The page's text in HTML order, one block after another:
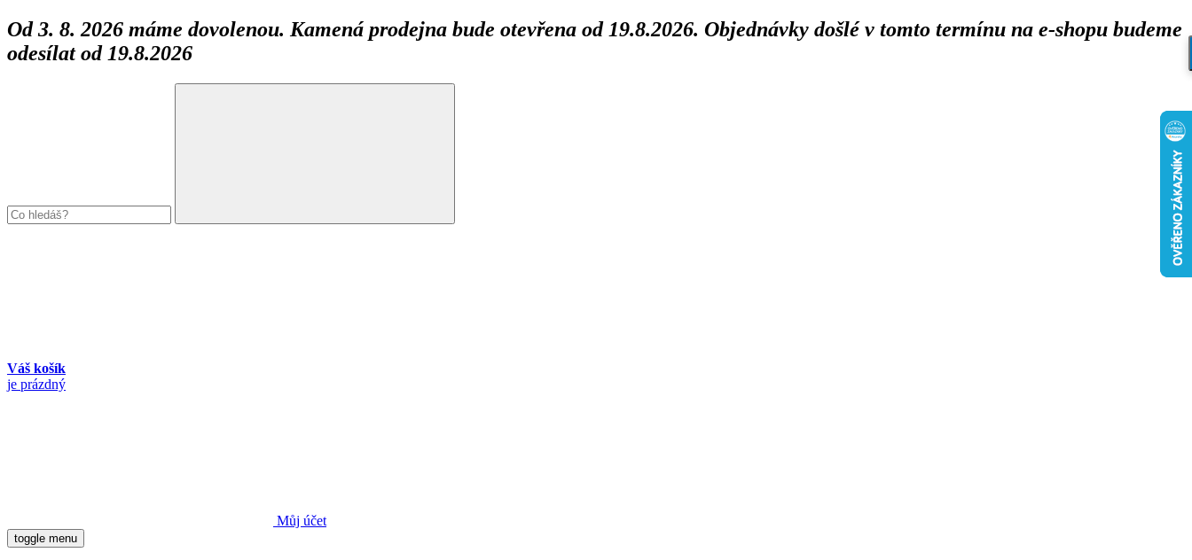
Od 3. 8. 2026 máme dovolenou. Kamená prodejna bude otevřena od 19.8.2026. Objednávky došlé v tomto termínu na e-shopu budeme
odesílat od 19.8.2026
Váš košík
je prázdný
Můj účet
toggle menu